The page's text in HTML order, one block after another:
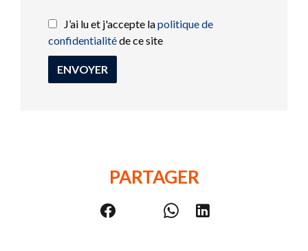
J’ai lu et j'accepte lapolitique de
confidentialitéde ce site
ENVOYER
PARTAGER